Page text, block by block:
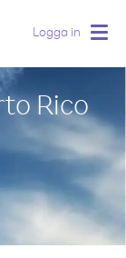
Logga in
Rico